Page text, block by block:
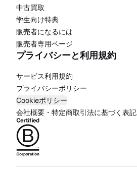
中古買取
学生向け特典
販売者になるには
販売者専用ページ
プライバシーと利用規約
サービス利用規約
プライバシーポリシー
Cookieポリシー
会社概要・特定商取引法に基づく表記